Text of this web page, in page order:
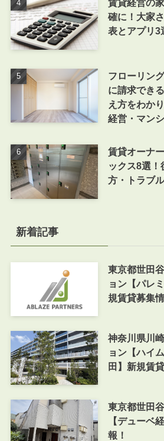
賃貸経営の
確に！大家
表とアプリ3
フローリン
に請求でき
え方をわか
経営・マン
賃貸オーナ
ックス8選！
方・トラブ
新着記事
東京都世田
ョン【パレ
規賃貸募集
神奈川県川
ョン【ハイ
田】新規賃
東京都世田
【デューベ
報！